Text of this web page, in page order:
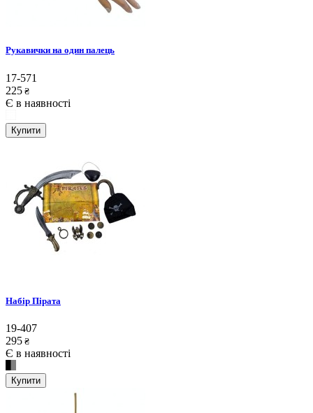
Рукавички на один палець
17-571
225 ₴
Є в наявності
Купити
Набір Пірата
19-407
295 ₴
Є в наявності
Купити